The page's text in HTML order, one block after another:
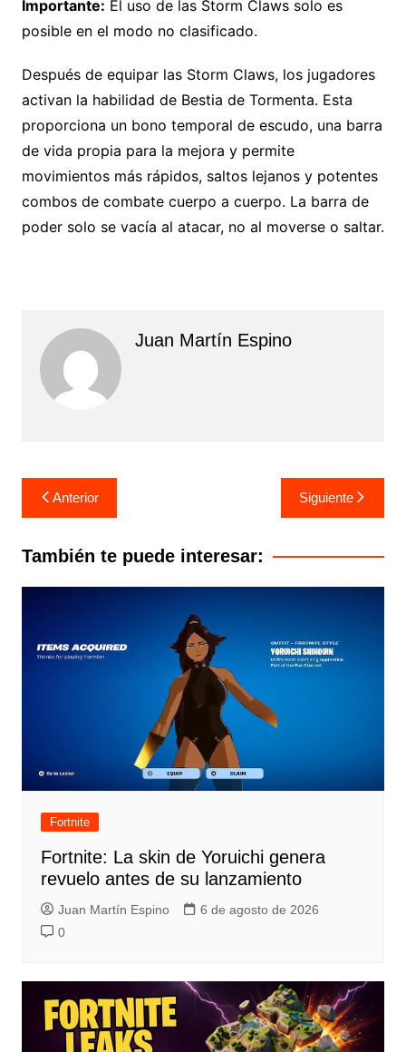
Importante: El uso de las Storm Claws solo es
posible en el modo no clasificado.
Después de equipar las Storm Claws, los jugadores
activan la habilidad de Bestia de Tormenta. Esta
proporciona un bono temporal de escudo, una barra
de vida propia para la mejora y permite
movimientos más rápidos, saltos lejanos y potentes
combos de combate cuerpo a cuerpo. La barra de
poder solo se vacía al atacar, no al moverse o saltar.
Juan Martín Espino
Navegación
de
entradas
Anterior Siguiente
También te puede interesar:
Fortnite
Fortnite: La skin de Yoruichi genera
revuelo antes de su lanzamiento
Juan Martín Espino
6 de agosto de 2026
0